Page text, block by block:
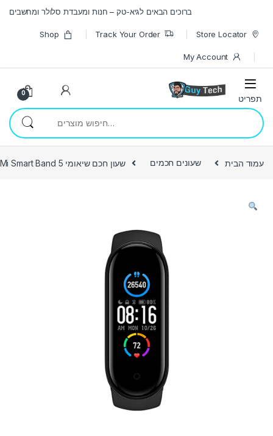
ברוכים הבאים לגיא-טק – חנות ומעבדת סלולר ומחשבים
Store Locator
Track Your Order
Shop
My Account
0
חיפוש עבור:
עמוד הבית שעונים חכמים שעון חכם שיאומי Mi Smart Band 5